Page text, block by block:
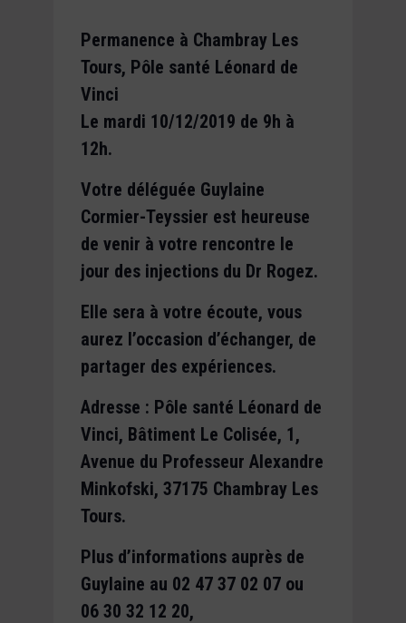
Permanence à Chambray Les
Tours, Pôle santé Léonard de
Vinci
Le mardi 10/12/2019 de 9h à
12h.
Votre déléguée Guylaine
Cormier-Teyssier est heureuse
de venir à votre rencontre le
jour des injections du Dr Rogez.
Elle sera à votre écoute, vous
aurez l’occasion d’échanger, de
partager des expériences.
Adresse : Pôle santé Léonard de
Vinci, Bâtiment Le Colisée, 1,
Avenue du Professeur Alexandre
Minkofski, 37175 Chambray Les
Tours.
Plus d’informations auprès de
Guylaine au 02 47 37 02 07 ou
06 30 32 12 20,